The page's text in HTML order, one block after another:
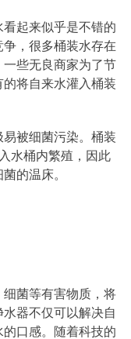
起来似乎是不错的
，很多桶装水存在
些无良商家为了节
将自来水灌入桶装
被细菌污染。桶装
水桶内繁殖，因此
的温床。
菌等有害物质，将
器不仅可以解决自
口感。随着科技的